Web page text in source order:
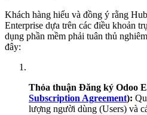
Khách hàng hiểu và đồng ý rằng
Enterprise dựa trên các điều khoản
dụng phần mềm phải tuân thủ
đây:
Thỏa thuận Đăng ký Odoo
Subscription Agreement):
lượng người dùng (Users) và